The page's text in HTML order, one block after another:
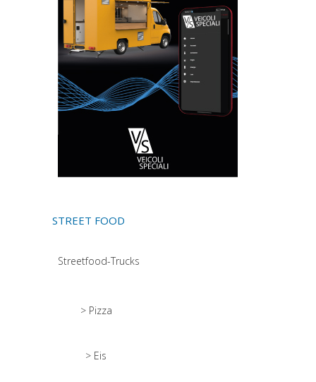
STREET FOOD
Streetfood-Trucks
> Pizza
> Eis